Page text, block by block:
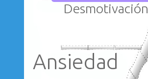
Desmotivación
Ansiedad